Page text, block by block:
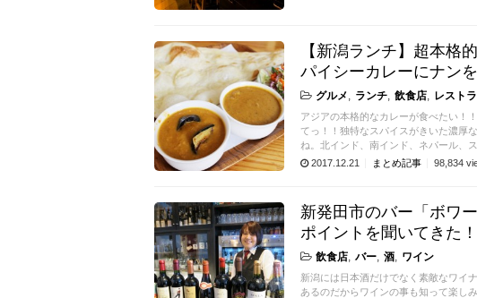
【新潟ランチ】超本格
パイシーカレーにナン
グルメ ランチ 飲食店 レスト
アジアの本格的なカレーが食べたい！
てっ！！独特なスパイスがきいた濃厚
ね。北インド、南インド、ネパール、
2017.12.21
まとめ記事 98,834
新発田市のバー「ボワ
ポイントを聞いてきた！
飲食店 バー 酒 ワイン
新潟には日本酒だけでなく素敵なワイ
あるのだからワインの事も知って楽し